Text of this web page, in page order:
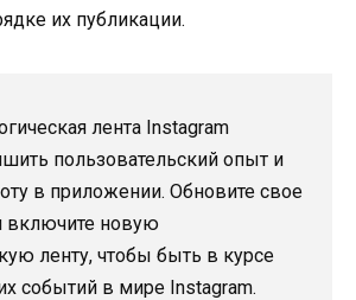
их публикации.
лента Instagram
пользовательский опыт и
в приложении. Обновите свое
включите новую
ленту, чтобы быть в курсе
событий в мире Instagram.